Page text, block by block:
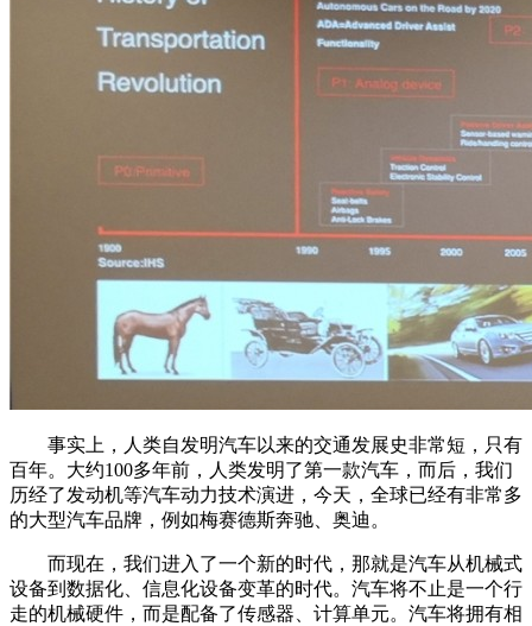
事实上，人类自发明汽车以来的交通发展史非常短，只有
百年。大约100多年前，人类发明了第一款汽车，而后，我们
历经了发动机等汽车动力技术演进，今天，全球已经有非常多
的大型汽车品牌，例如梅赛德斯奔驰、奥迪。
而现在，我们进入了一个新的时代，那就是汽车从机械式
设备到数据化、信息化设备变革的时代。汽车将不止是一个行
走的机械硬件，而是配备了传感器、计算单元。汽车将拥有相